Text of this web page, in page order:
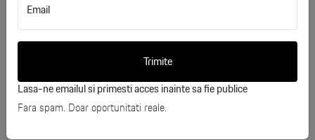
INTERIOR :
Nume
Prenume
Email
Trimite
Lasa-ne emailul si primesti acces inainte sa fie publice
Fara spam. Doar oportunitati reale.